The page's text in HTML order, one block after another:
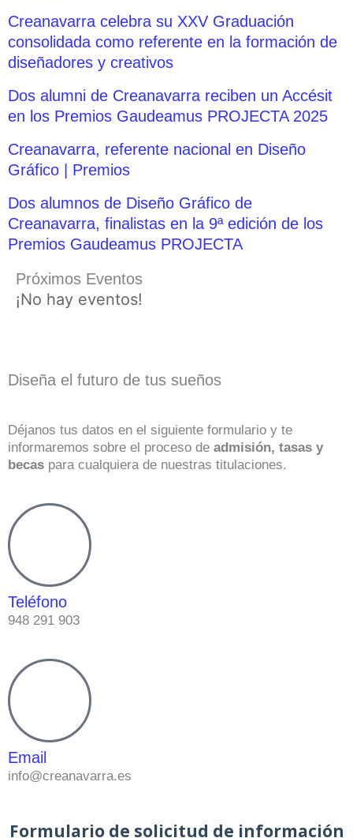
Creanavarra celebra su XXV Graduación
consolidada como referente en la formación de
diseñadores y creativos
Dos alumni de Creanavarra reciben un Accésit
en los Premios Gaudeamus PROJECTA 2025
Creanavarra, referente nacional en Diseño
Gráfico | Premios
Dos alumnos de Diseño Gráfico de
Creanavarra, finalistas en la 9ª edición de los
Premios Gaudeamus PROJECTA
Próximos Eventos
¡No hay eventos!
Diseña el futuro de tus sueños
Déjanos tus datos en el siguiente formulario y te
informaremos sobre el proceso de admisión, tasas y
becas para cualquiera de nuestras titulaciones.
Teléfono
948 291 903
Email
info@creanavarra.es